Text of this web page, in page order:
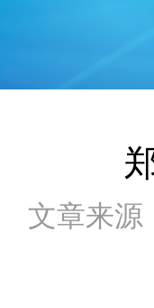
文章来源